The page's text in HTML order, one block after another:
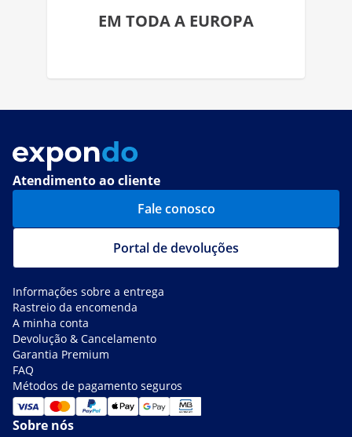
EM TODA A EUROPA
Atendimento ao cliente
Fale conosco
Portal de devoluções
Informações sobre a entrega
Rastreio da encomenda
A minha conta
Devolução & Cancelamento
Garantia Premium
FAQ
Métodos de pagamento seguros
Sobre nós